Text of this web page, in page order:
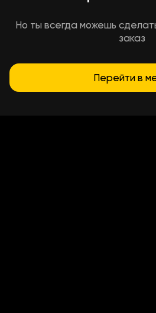
Но ты всегда можешь
заказ
Перейти в